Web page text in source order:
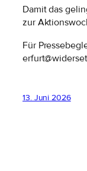
Damit das
zur
Für
13. Juni 2026